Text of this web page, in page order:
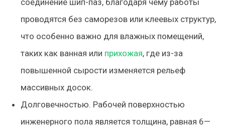
проводятся без саморезов или клеевых структур,
что особенно важно для влажных помещений,
таких как ванная или прихожая, где из-за
повышенной сырости изменяется рельеф
массивных досок.
Долговечностью. Рабочей поверхностью
инженерного пола является толщина, равная 6—